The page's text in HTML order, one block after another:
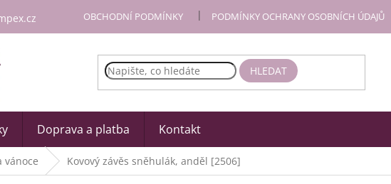
OBCHODNÍ PODMÍNKY PODMÍNKY OCHRANY OSOBNÍCH ÚDAJŮ
HLEDAT
Doprava a platba Kontakt
vánoce Kovový závěs sněhulák, anděl [2506]